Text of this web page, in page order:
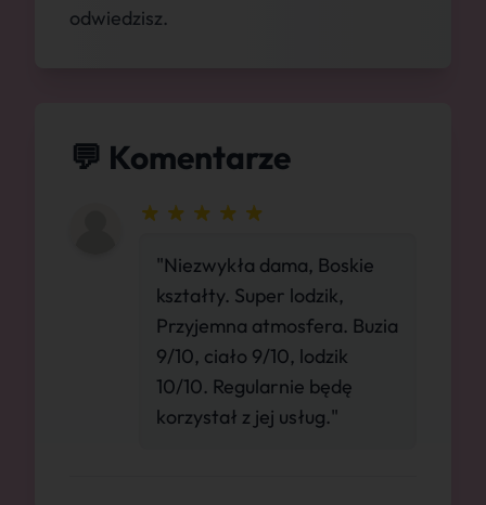
odwiedzisz.
💬 Komentarze
"Niezwykła dama, Boskie
kształty. Super lodzik,
Przyjemna atmosfera. Buzia
9/10, ciało 9/10, lodzik
10/10. Regularnie będę
korzystał z jej usług."